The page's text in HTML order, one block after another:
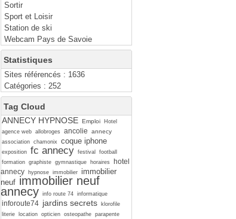
Sortir
Sport et Loisir
Station de ski
Webcam Pays de Savoie
Statistiques
Sites référencés : 1636
Catégories : 252
Tag Cloud
ANNECY HYPNOSE Emploi
Hotel
agence web allobroges ancolie annecy
association chamonix coque iphone
exposition fc annecy festival
football
formation graphiste gymnastique horaires
hotel
annecy
hypnose immobilier immobilier
neuf immobilier neuf
annecy info route 74 informatique
inforoute74 jardins secrets
klorofile
literie
location opticien osteopathe parapente